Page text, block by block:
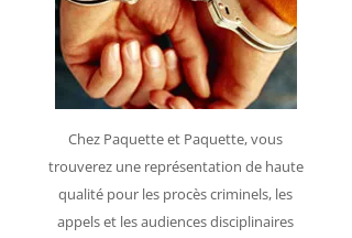
Chez Paquette et Paquette, vous
trouverez une représentation de haute
qualité pour les procès criminels, les
appels et les audiences disciplinaires